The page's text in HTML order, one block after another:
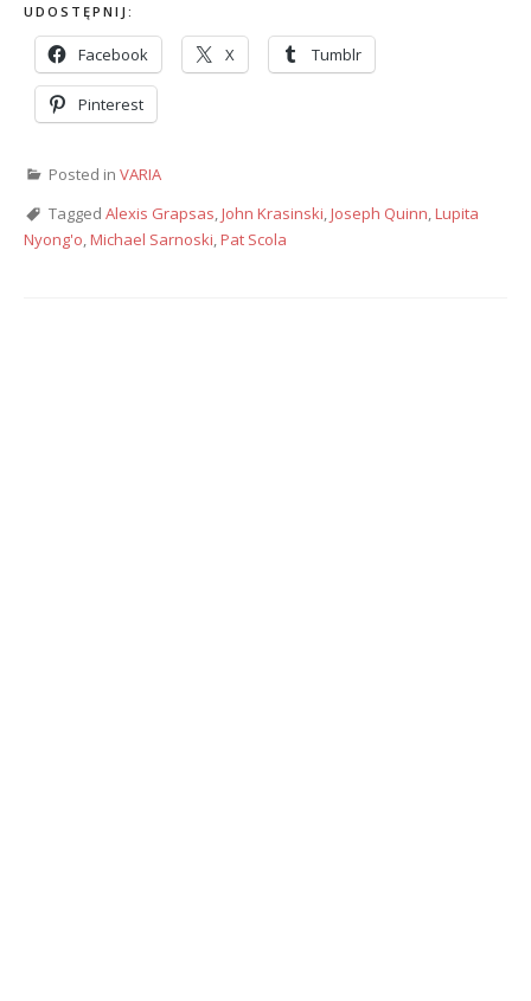
UDOSTĘPNIJ:
Facebook X Tumblr
Pinterest
Posted in VARIA
Tagged Alexis Grapsas,John Krasinski,Joseph Quinn,Lupita
Nyong'o,Michael Sarnoski,Pat Scola